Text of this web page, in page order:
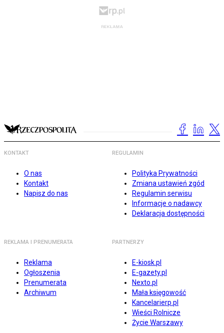
KONTAKT
O nas
Kontakt
Napisz do nas
REGULAMIN
Polityka Prywatności
Zmiana ustawień zgód
Regulamin serwisu
Informacje o nadawcy
Deklaracja dostępności
REKLAMA I PRENUMERATA
Reklama
Ogłoszenia
Prenumerata
Archiwum
PARTNERZY
E-kiosk.pl
E-gazety.pl
Nexto.pl
Mała księgowość
Kancelarierp.pl
Wieści Rolnicze
Życie Warszawy